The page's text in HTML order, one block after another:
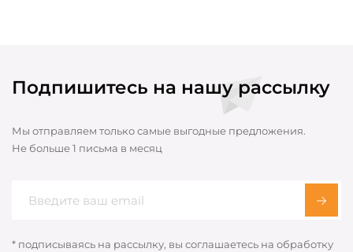
Подпишитесь на нашу рассылку
Мы отправляем только самые выгодные предложения.
Не больше 1 письма в месяц
* подписываясь на рассылку, вы соглашаетесь на обработку